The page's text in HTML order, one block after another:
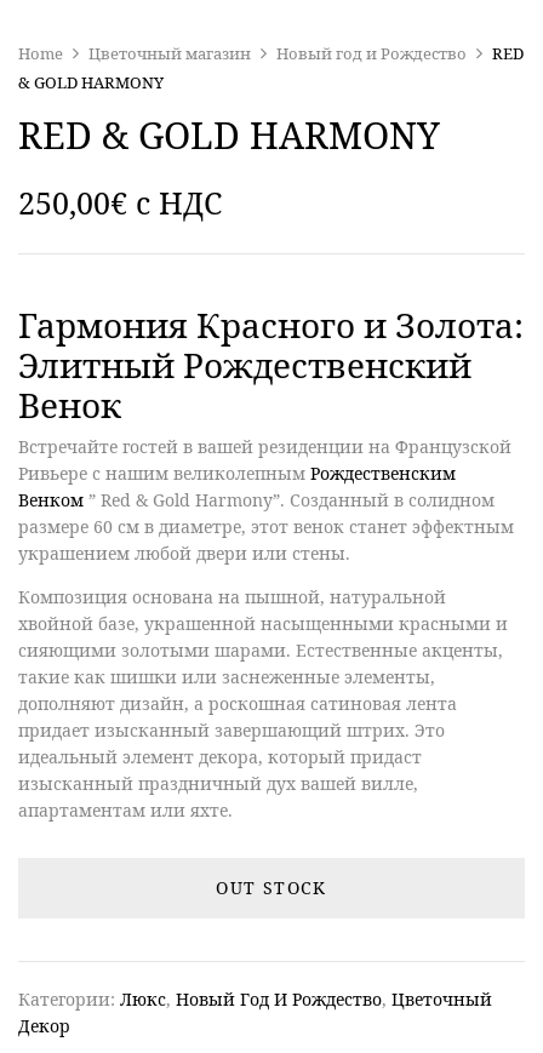
Home Цветочный магазин Новый год и Рождество
RED
& GOLD HARMONY
RED & GOLD HARMONY
250,00€ c НДС
Гармония Красного и Золота:
Элитный Рождественский
Венок
Встречайте гостей в вашей резиденции на Французской
Ривьере с нашим великолепным Рождественским
Венком ” Red & Gold Harmony”. Созданный в солидном
размере 60 см в диаметре, этот венок станет эффектным
украшением любой двери или стены.
Композиция основана на пышной, натуральной
хвойной базе, украшенной насыщенными красными и
сияющими золотыми шарами. Естественные акценты,
такие как шишки или заснеженные элементы,
дополняют дизайн, а роскошная сатиновая лента
придает изысканный завершающий штрих. Это
идеальный элемент декора, который придаст
изысканный праздничный дух вашей вилле,
апартаментам или яхте.
OUT STOCK
Категории: Люкс, Новый Год И Рождество, Цветочный
Декор